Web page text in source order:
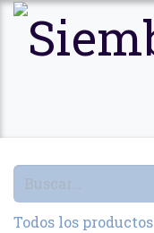
Ir al contenido
Todos los productos